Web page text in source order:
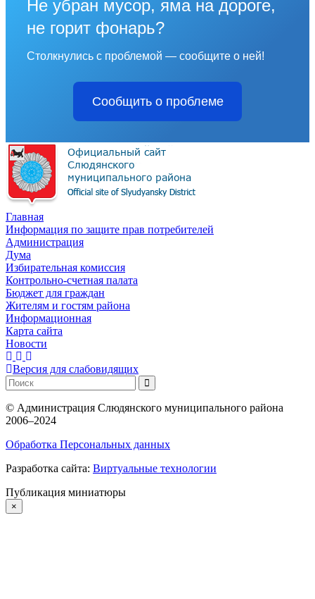
Не убран мусор, яма на дороге,
не горит фонарь?
Столкнулись с проблемой — сообщите о ней!
Сообщить о проблеме
Главная
Информация по защите прав потребителей
Администрация
Дума
Избирательная комиссия
Контрольно-счетная палата
Бюджет для граждан
Жителям и гостям района
Информационная
Карта сайта
Новости
Версия для слабовидящих
© Администрация Слюдянского муниципального района
2006–2024
Обработка Персональных данных
Разработка сайта: Виртуальные технологии
Публикация миниатюры
×